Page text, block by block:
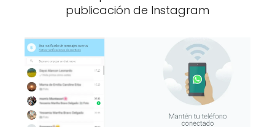
publicación de Instagram